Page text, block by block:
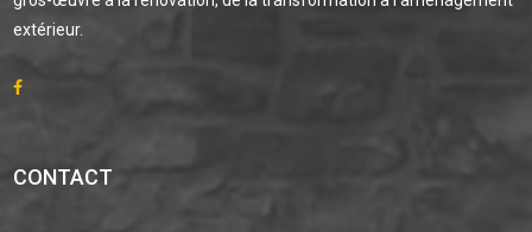
extérieur.
CONTACT